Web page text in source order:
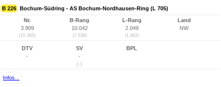
B 226 Bochum-Südring - AS Bochum-Nordhausen-Ring (L 705)
Nr.
3.909
(10.385)
B-Rang
10.042
(7.638)
L-Rang
2.049
(1.462)
Land
NW
DTV
-
SV
-
(-)
BPL
Infos...